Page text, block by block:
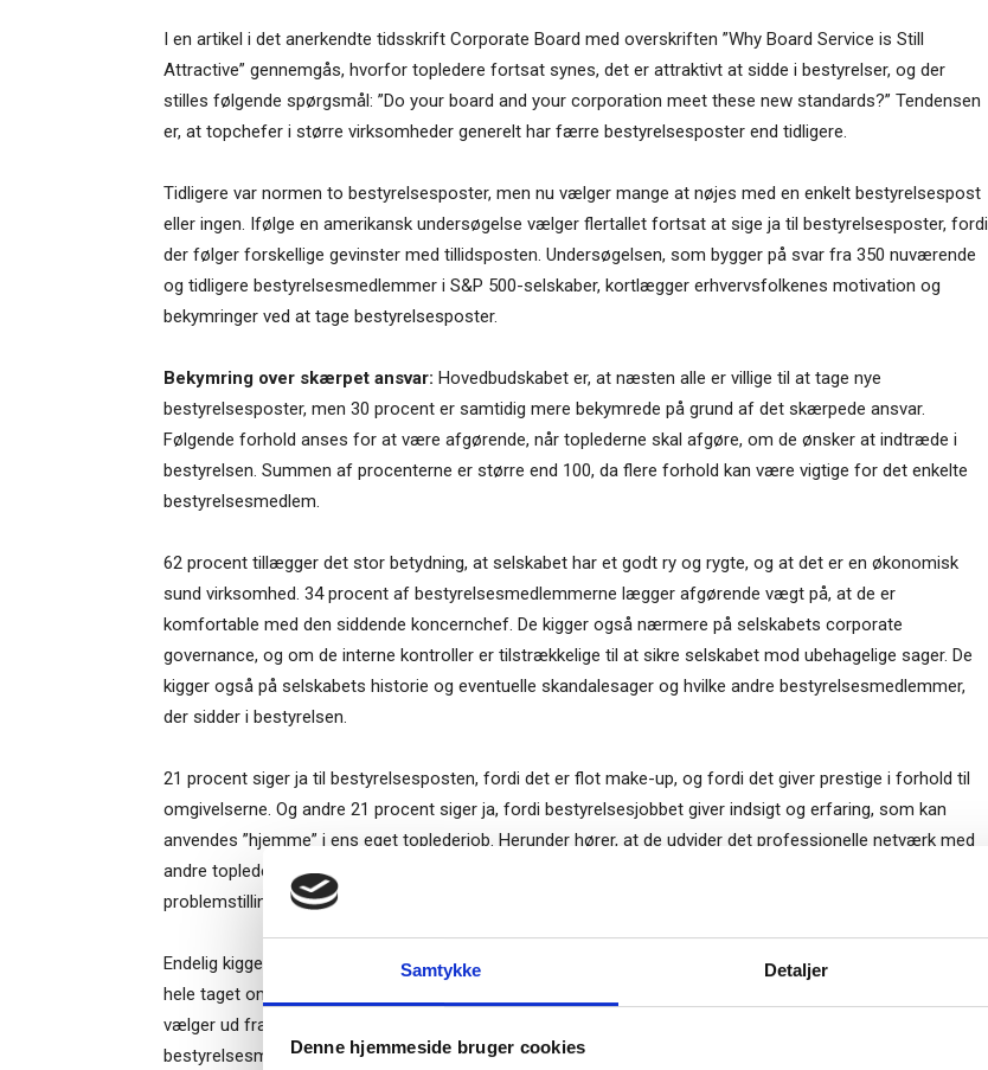
Samtykke Detaljer
Denne hjemmeside bruger cookies
I en artikel i det anerkendte tidsskrift Corporate Board med overskriften ”Why Board Service is Still
Attractive” gennemgås, hvorfor topledere fortsat synes, det er attraktivt at sidde i bestyrelser, og der
stilles følgende spørgsmål: ”Do your board and your corporation meet these new standards?” Tendensen
er, at topchefer i større virksomheder generelt har færre bestyrelsesposter end tidligere.
Tidligere var normen to bestyrelsesposter, men nu vælger mange at nøjes med en enkelt bestyrelsespost
eller ingen. Ifølge en amerikansk undersøgelse vælger flertallet fortsat at sige ja til bestyrelsesposter, fordi
der følger forskellige gevinster med tillidsposten. Undersøgelsen, som bygger på svar fra 350 nuværende
og tidligere bestyrelsesmedlemmer i S&P 500-selskaber, kortlægger erhvervsfolkenes motivation og
bekymringer ved at tage bestyrelsesposter.
Bekymring over skærpet ansvar: Hovedbudskabet er, at næsten alle er villige til at tage nye
bestyrelsesposter, men 30 procent er samtidig mere bekymrede på grund af det skærpede ansvar.
Følgende forhold anses for at være afgørende, når toplederne skal afgøre, om de ønsker at indtræde i
bestyrelsen. Summen af procenterne er større end 100, da flere forhold kan være vigtige for det enkelte
bestyrelsesmedlem.
62 procent tillægger det stor betydning, at selskabet har et godt ry og rygte, og at det er en økonomisk
sund virksomhed. 34 procent af bestyrelsesmedlemmerne lægger afgørende vægt på, at de er
komfortable med den siddende koncernchef. De kigger også nærmere på selskabets corporate
governance, og om de interne kontroller er tilstrækkelige til at sikre selskabet mod ubehagelige sager. De
kigger også på selskabets historie og eventuelle skandalesager og hvilke andre bestyrelsesmedlemmer,
der sidder i bestyrelsen.
21 procent siger ja til bestyrelsesposten, fordi det er flot make-up, og fordi det giver prestige i forhold til
omgivelserne. Og andre 21 procent siger ja, fordi bestyrelsesjobbet giver indsigt og erfaring, som kan
anvendes ”hjemme” i ens eget toplederjob. Herunder hører, at de udvider det professionelle netværk med
andre topledere og bestyrelsesmedlemmer fra andre brancher. Og de får indsigt i, hvordan forskellige
problemstillinger af relevans for bestyrelse og topledelse håndteres i den pågældende virksomhed.
Endelig kigger en mindre andel på antallet af bestyrelsesmøder, hvor bestyrelsesmøderne holdes, og i det
hele taget om det er praktisk belejligt i forhold til det faste job. Kun 2 procent af de adspurgte siger, at de
vælger ud fra størrelsen af bestyrelseshonoraret. I gennemsnit ligger honoraret til et menigt
bestyrelsesmedlem i S&P 500-selskaberne på ca. 350.000 kr. Flertallet af bestyrelsesmedlemmer finder
– og modtag Ole Borchs bog
“Succes i en dansk bestyrelse”